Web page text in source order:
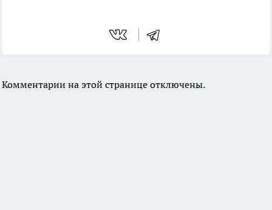
Комментарии на этой странице отключены.